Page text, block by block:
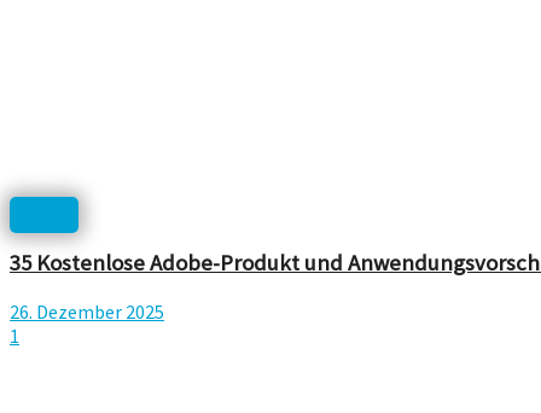
35 Kostenlose Adobe-Produkt und
26. Dezember 2025
1